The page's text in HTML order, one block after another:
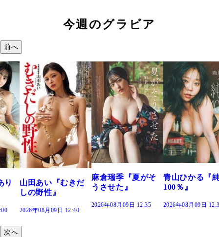
今週のグラビア
前へ
だ
麻倉瑞季『夏がそ
うさせた』
青山ひかる『純度
100％』
2026年08月09日 12:30
溝端 葵『もう
つの、あおい
で。』
2026年08月09日
次へ